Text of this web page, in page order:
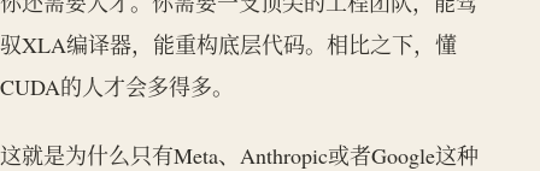
驭XLA编译器，能重构底层代码。相比之下，懂
CUDA的人才会多得多。
这就是为什么只有Meta、Anthropic或者Google这种